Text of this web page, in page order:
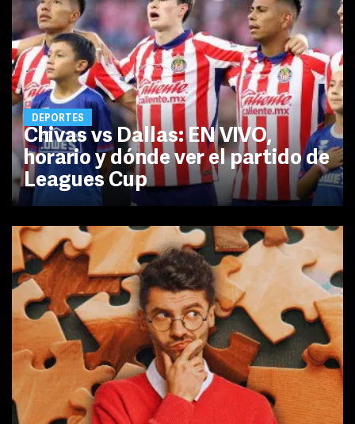
DEPORTES
Chivas vs Dallas: EN VIVO,
horario y dónde ver el partido de
Leagues Cup